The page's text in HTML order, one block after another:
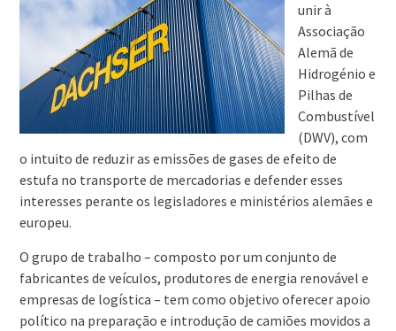
unir à
Associação
Alemã de
Hidrogénio e
Pilhas de
Combustível
(DWV), com
o intuito de reduzir as emissões de gases de efeito de
estufa no transporte de mercadorias e defender esses
interesses perante os legisladores e ministérios alemães e
europeu.
O grupo de trabalho – composto por um conjunto de
fabricantes de veículos, produtores de energia renovável e
empresas de logística – tem como objetivo oferecer apoio
político na preparação e introdução de camiões movidos a